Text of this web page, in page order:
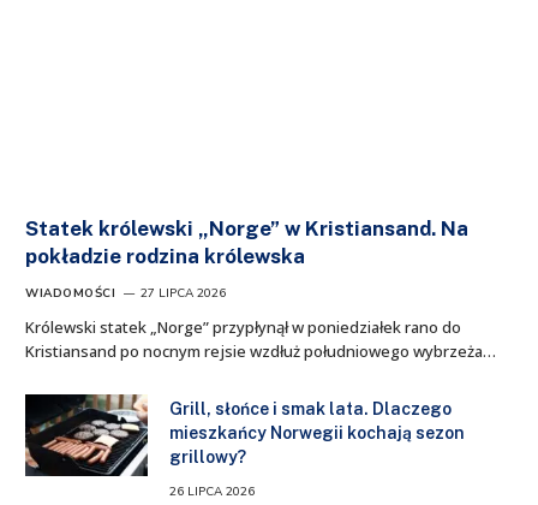
Statek królewski „Norge” w Kristiansand. Na
pokładzie rodzina królewska
WIADOMOŚCI 27 LIPCA 2026
Królewski statek „Norge” przypłynął w poniedziałek rano do
Kristiansand po nocnym rejsie wzdłuż południowego wybrzeża…
Grill, słońce i smak lata. Dlaczego
mieszkańcy Norwegii kochają sezon
grillowy?
26 LIPCA 2026